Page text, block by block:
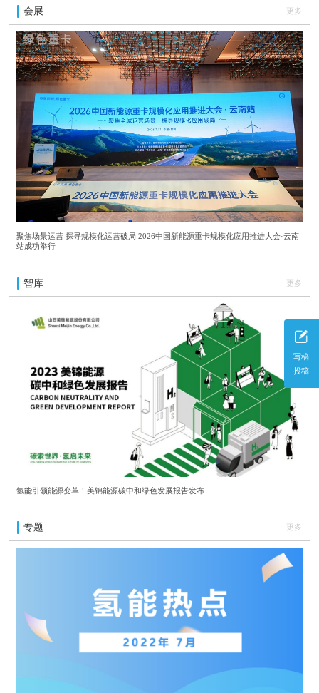
写稿
投稿
会展 更多
聚焦场景运营 探寻规模化运营破局 2026中国新能源重卡规模化应用推进大会·云南
站成功举行
智库 更多
氢能引领能源变革！美锦能源碳中和绿色发展报告发布
专题 更多